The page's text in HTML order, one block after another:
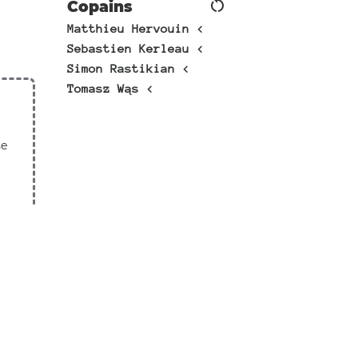
Copains
Matthieu Hervouin <
Sebastien Kerleau <
Simon Rastikian <
Tomasz Wąs <
restart_alt